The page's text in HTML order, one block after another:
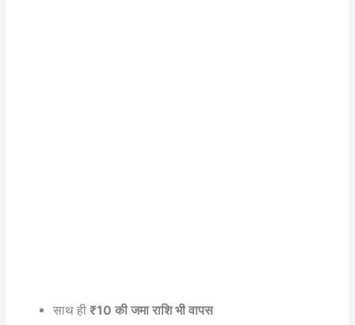
साथ ही₹10 की जमा राशि भी वापस